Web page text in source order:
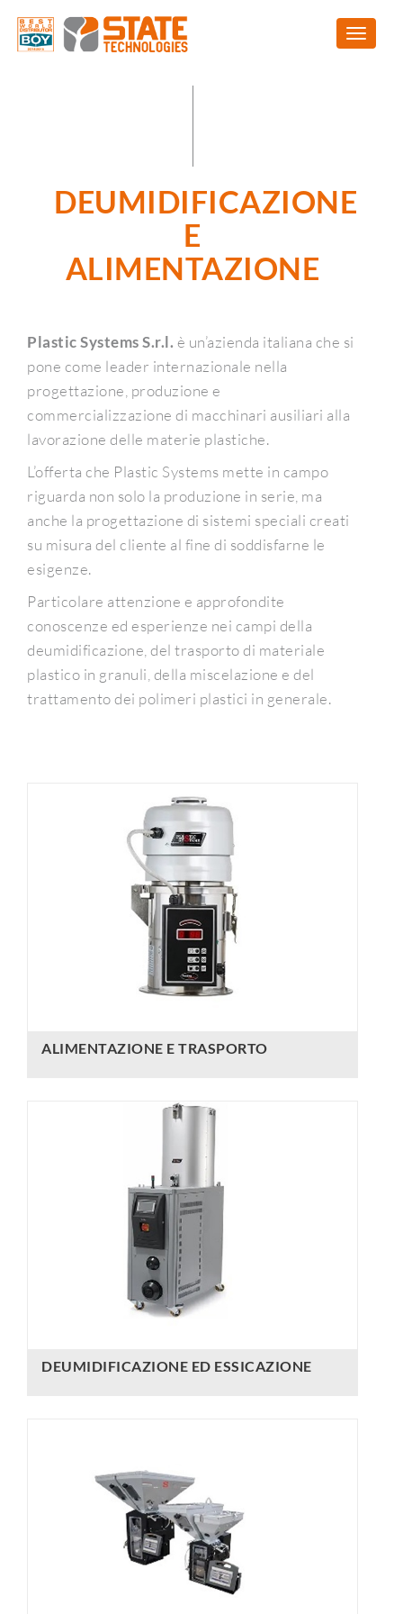
DEUMIDIFICAZIONE
E
ALIMENTAZIONE
Plastic Systems S.r.l. è un’azienda italiana che si
pone come leader internazionale nella
progettazione, produzione e
commercializzazione di macchinari ausiliari alla
lavorazione delle materie plastiche.
L’offerta che Plastic Systems mette in campo
riguarda non solo la produzione in serie, ma
anche la progettazione di sistemi speciali creati
su misura del cliente al fine di soddisfarne le
esigenze.
Particolare attenzione e approfondite
conoscenze ed esperienze nei campi della
deumidificazione, del trasporto di materiale
plastico in granuli, della miscelazione e del
trattamento dei polimeri plastici in generale.
ALIMENTAZIONE E TRASPORTO
DEUMIDIFICAZIONE ED ESSICAZIONE